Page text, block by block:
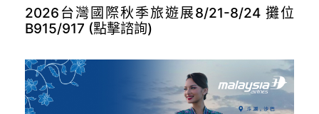
2026台灣國際秋季旅遊展8/21-8/24 攤位
B915/917 (點擊諮詢)